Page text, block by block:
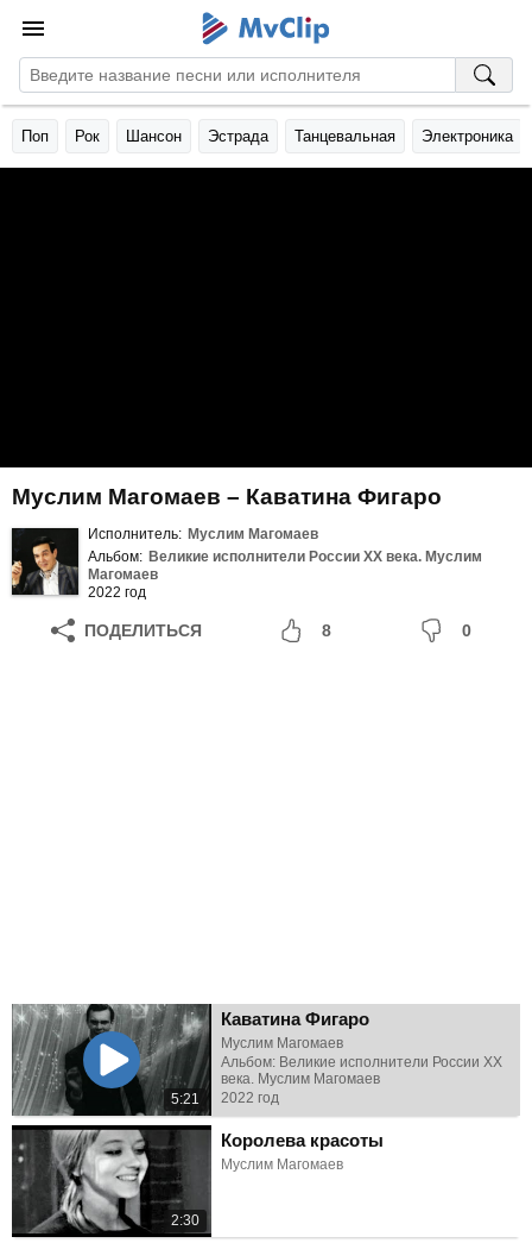
Поп Рок Шансон Эстрада Танцевальная Электроника
Муслим Магомаев – Каватина Фигаро
Исполнитель: Муслим Магомаев
Альбом: Великие исполнители России ХХ века. Муслим
Магомаев
2022 год
ПОДЕЛИТЬСЯ 8 0
5:21
Каватина Фигаро
Муслим Магомаев
Альбом: Великие исполнители России ХХ
века. Муслим Магомаев
2022 год
2:30
Королева красоты
Муслим Магомаев